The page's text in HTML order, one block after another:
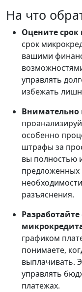
На что
Оцените
срок
вашими
управлять
избежать
Внимательно
особенно
штрафы за
вы полностью
предложенных
разъяснения.
графиком
понимаете,
выплачивать.
управлять
платежах.